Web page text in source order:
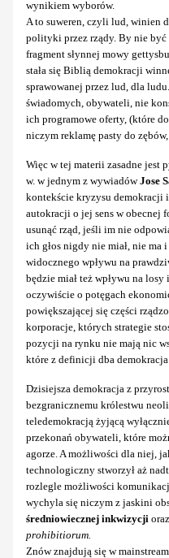
wynikiem wyborów.
A to suweren, czyli lud, winien
polityki przez rządy. By nie być
fragment słynnej mowy
stała się Biblią demokracji
sprawowanej przez lud, dla
świadomych, obywateli, nie
ich programowe oferty, (które
niczym reklamę pasty do
Więc w tej materii zasadne jest
w. w jednym z wywiadówJose
kontekście kryzysu demokracji
autokracji o jej sens w obecnej
usunąć rząd, jeśli im nie
ich głos nigdy nie miał, nie
widocznego wpływu na
będzie miał też wpływu na
oczywiście o potęgach
powiększającej się części
korporacje, których strategie
pozycji na rynku nie mają nic
które z definicji dba
Dzisiejsza demokracja z
bezgranicznemu królestwu
teledemokracją żyjącą
przekonań obywateli, które
agorze. A możliwości dla niej,
technologiczny stworzył aż
rozlegle możliwości
wychyla się niczym z jaskini
średniowiecznej inkwizycji
prohibitiorum.
Znów znajdują się w